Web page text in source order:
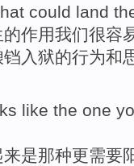
could land
作用我们很容
入狱的行为和
like the one
来是那种更需要